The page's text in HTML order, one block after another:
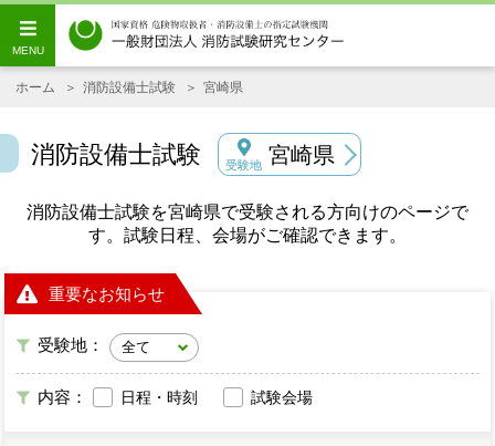
ホーム 消防設備士試験 宮崎県
消防設備士試験 受験地 宮崎県
消防設備士試験を宮崎県で受験される方向けのページで
す。試験日程、会場がご確認できます。
重要なお知らせ
受験地：
内容： 日程・時刻 試験会場